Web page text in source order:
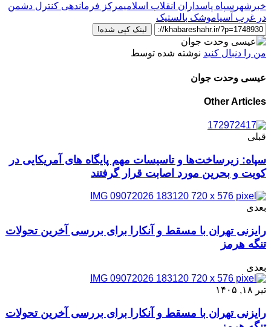
خبرشهر سپاه پاسداران انقلاب اسلامیمرکز فرماندهی کنترل دشمن
در غرب آسیاموشک بالستیک
لینک کپی شده!
من را دنبال کنید نوشته شده توسط
عیسی وحدت جوان
Other Articles
قبلی
سپاه: زیرساخت‌ها و تاسیسات مهم پایگاه های آمریکایی در
کویت و بحرین مورد اصابت قرار گرفتند
بعدی
رایزنی تهران با مسقط و آنکارا برای بررسی آخرین تحولات
تنگه هرمز
بعدی
تیر ۱۸, ۱۴۰۵
رایزنی تهران با مسقط و آنکارا برای بررسی آخرین تحولات